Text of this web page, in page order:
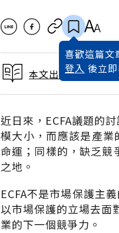
喜歡這篇文
登入 後立
本文出自 2010 / 6
近日來，ECFA議題的
模大小，而應該是產
命運；同樣的，缺乏競
之地。
ECFA不是市場保護主
以市場保護的立場去面
業的下一個競爭力。